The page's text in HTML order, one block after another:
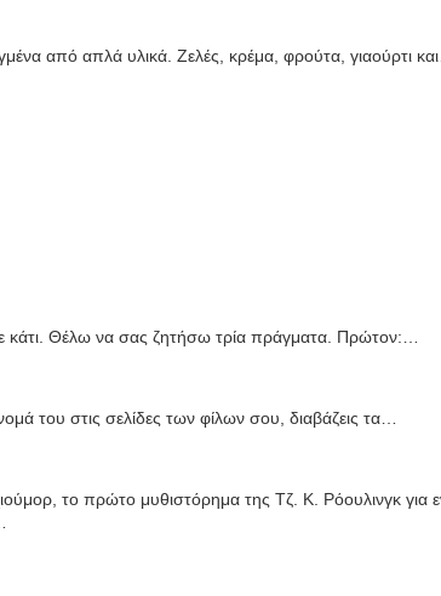
από απλά υλικά. Ζελές, κρέμα, φρούτα, γιαούρτι
Θέλω να σας ζητήσω τρία πράγματα. Πρώτον:…
του στις σελίδες των φίλων σου, διαβάζεις τα…
το πρώτο μυθιστόρημα της Τζ. Κ. Ρόουλινγκ για